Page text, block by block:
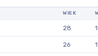
WIEK
28
26